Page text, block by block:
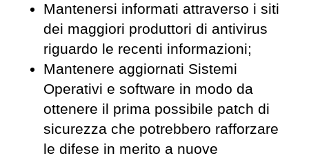
Mantenersi informati attraverso i siti
dei maggiori produttori di antivirus
riguardo le recenti informazioni;
Mantenere aggiornati Sistemi
Operativi e software in modo da
ottenere il prima possibile patch di
sicurezza che potrebbero rafforzare
le difese in merito a nuove